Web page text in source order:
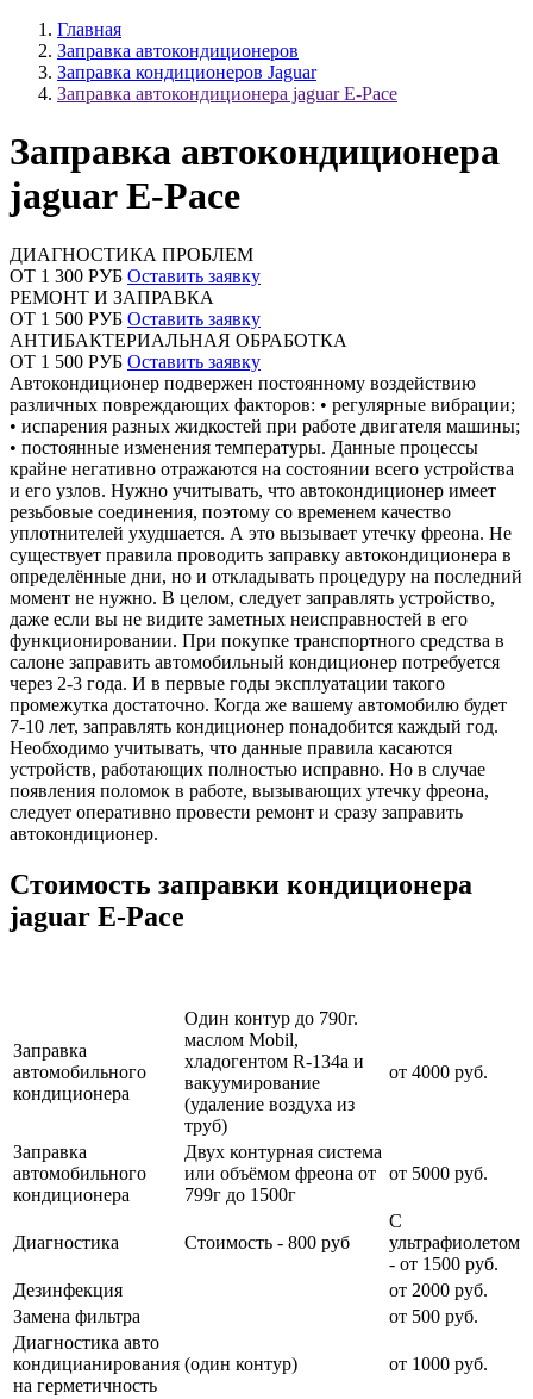
Главная
Заправка автокондиционеров
Заправка кондиционеров Jaguar
Заправка автокондиционера jaguar E-Pace
Заправка автокондиционера
jaguar E-Pace
ДИАГНОСТИКА ПРОБЛЕМ
ОТ 1 300 РУБ Оставить заявку
РЕМОНТ И ЗАПРАВКА
ОТ 1 500 РУБ Оставить заявку
АНТИБАКТЕРИАЛЬНАЯ ОБРАБОТКА
ОТ 1 500 РУБ Оставить заявку
Автокондиционер подвержен постоянному воздействию
различных повреждающих факторов: • регулярные вибрации;
• испарения разных жидкостей при работе двигателя машины;
• постоянные изменения температуры. Данные процессы
крайне негативно отражаются на состоянии всего устройства
и его узлов. Нужно учитывать, что автокондиционер имеет
резьбовые соединения, поэтому со временем качество
уплотнителей ухудшается. А это вызывает утечку фреона. Не
существует правила проводить заправку автокондиционера в
определённые дни, но и откладывать процедуру на последний
момент не нужно. В целом, следует заправлять устройство,
даже если вы не видите заметных неисправностей в его
функционировании. При покупке транспортного средства в
салоне заправить автомобильный кондиционер потребуется
через 2-3 года. И в первые годы эксплуатации такого
промежутка достаточно. Когда же вашему автомобилю будет
7-10 лет, заправлять кондиционер понадобится каждый год.
Необходимо учитывать, что данные правила касаются
устройств, работающих полностью исправно. Но в случае
появления поломок в работе, вызывающих утечку фреона,
следует оперативно провести ремонт и сразу заправить
автокондиционер.
Стоимость заправки кондиционера
jaguar E-Pace
Заправка
автомобильного
кондиционера
Один контур до 790г.
маслом Mobil,
хладогентом R-134a и
вакуумирование
(удаление воздуха из
труб)
от 4000 руб.
Заправка
автомобильного
кондиционера
Двух контурная система
или объёмом фреона от
799г до 1500г
от 5000 руб.
Диагностика Стоимость - 800 руб
С
ультрафиолетом
- от 1500 руб.
Дезинфекция
от 2000 руб.
Замена фильтра
от 500 руб.
Диагностика авто
кондицианирования
на герметичность
(один контур) от 1000 руб.